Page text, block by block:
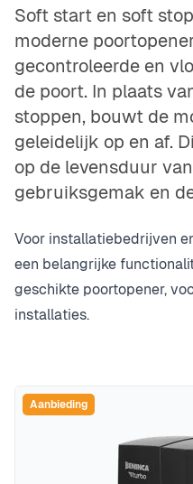
Soft start en soft
moderne
gecontroleerde en
de poort. In plaats
stoppen, bouwt de
geleidelijk op en af.
op de levensduur
gebruiksgemak en
Voor installatiebedrijven
een belangrijke
geschikte poortopener,
installaties.
Aanbieding